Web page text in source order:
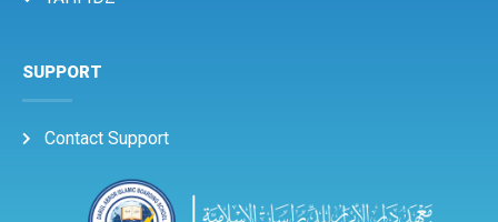
SUPPORT
Contact Support